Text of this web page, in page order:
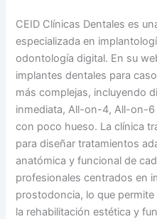
CEID Clínicas Dentales es
especializada en
odontología digital. En su
implantes dentales para
más complejas, incluyendo
inmediata, All-on-4, All-on-
con poco hueso. La clínica
para diseñar tratamientos
anatómica y funcional de
profesionales centrados en
prostodoncia, lo que
la rehabilitación estética y